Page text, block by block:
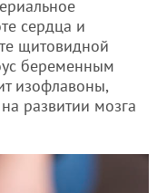
сердца и
щитовидной
беременным
изофлавоны,
развитии мозга